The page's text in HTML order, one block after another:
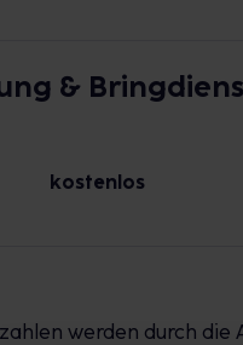
&
kostenlos
werden durch